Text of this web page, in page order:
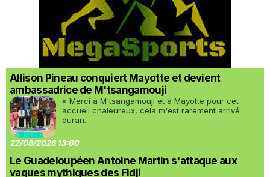
Allison Pineau conquiert Mayotte et devient
ambassadrice de M'tsangamouji
« Merci à M'tsangamouji et à Mayotte pour cet
accueil chaleureux, cela m'est rarement arrivé
duran...
22/06/2026 13:00
Le Guadeloupéen Antoine Martin s'attaque aux
vagues mythiques des Fidji